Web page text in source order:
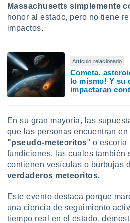
Massachusetts simplemente
honor al estado, pero no tiene
impactos.
Artículo relacionado
Cometa,
lo mismo! Y su
impactaran
En su gran mayoría, las
que las personas encuentran
"pseudo-meteoritos" o escoria
fundiciones, las cuales también
contienen vesículas o burbujas
verdaderos meteoritos.
Este evento destaca porque
una ciencia de seguimiento
tiempo real en el estado,